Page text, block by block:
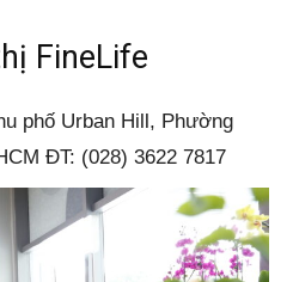
FineLife
phố Urban Hill, Phường
ĐT: (028) 3622 7817